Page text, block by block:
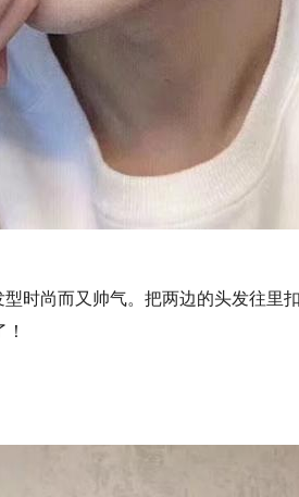
时尚而又帅气。把两边的头发往里